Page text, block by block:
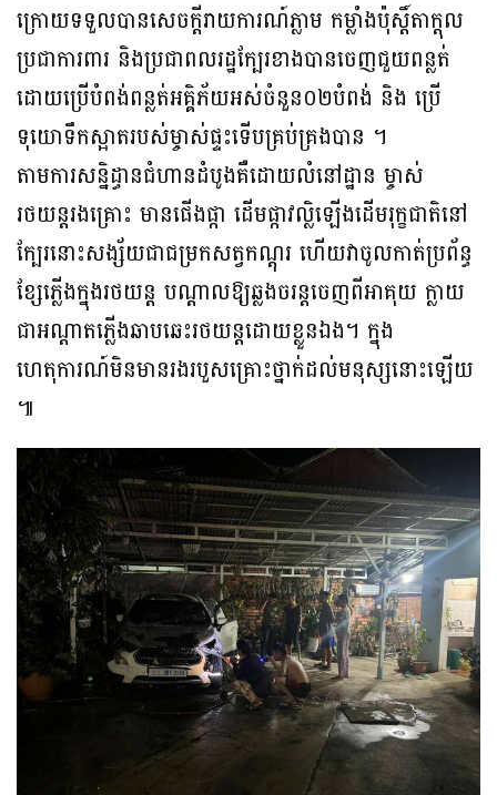
ក្រោយទទួលបានសេចក្តីរាយការណ៍ភ្លាម កម្លាំងប៉ុស្តិ៍តាក្តុល
ប្រជាការពារ និងប្រជាពលរដ្ឋក្បែរខាងបានចេញជួយពន្លត់
ដោយប្រើបំពង់ពន្លត់អគ្គិភ័យអស់ចំនួន០២បំពង់ និង ប្រើ
ទុយោទឹកស្អាតរបស់ម្ចាស់ផ្ទះទើបគ្រប់គ្រងបាន ។
តាមការសន្និដ្ធានជំហានដំបូងគឺដោយលំនៅដ្ឋាន ម្ចាស់
រថយន្តរងគ្រោះ មានផើងផ្កា ដើមផ្កាវល្លិឡើងដើមរុក្ខជាតិនៅ
ក្បែរនោះសង្ស័យជាជម្រកសត្វកណ្តុរ ហើយវាចូលកាត់ប្រព័ន្ធ
ខ្សែភ្លើងក្នុងរថយន្ត បណ្តាលឱ្យឆ្លងចរន្តចេញពីអាគុយ ក្លាយ
ជាអណ្តាតភ្លើងឆាបឆេះរថយន្តដោយខ្លួនឯង។ ក្នុង
ហេតុការណ៍មិនមានរងរបួសគ្រោះថ្នាក់ដល់មនុស្សនោះឡើយ
៕